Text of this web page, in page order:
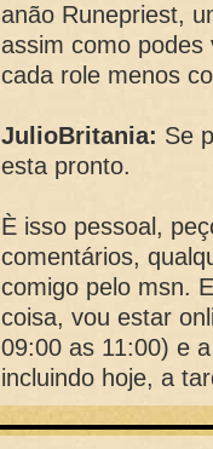
anão Runepriest,
assim como
cada role menos
JulioBritania: Se
esta pronto.
È isso pessoal,
comentários,
comigo pelo msn.
coisa, vou estar
09:00 as 11:00) e
incluindo hoje, a